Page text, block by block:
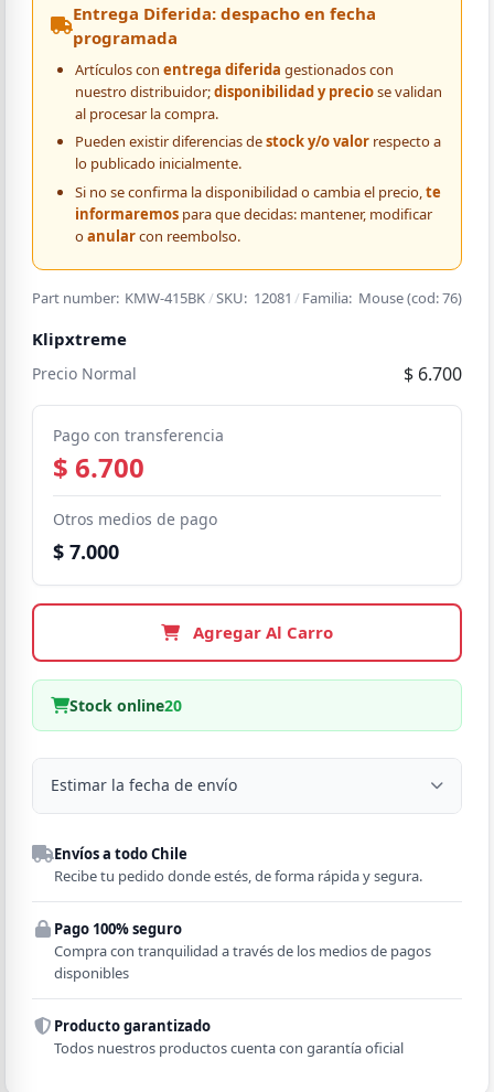
Entrega Diferida: despacho en fecha
programada
Artículos con entrega diferida gestionados con
nuestro distribuidor;disponibilidad y preciose validan
al procesar la compra.
Pueden existir diferencias destock y/o valorrespecto a
lo publicado inicialmente.
Si no se confirma la disponibilidad o cambia el precio,te
informaremospara que decidas: mantener, modificar
oanularcon reembolso.
Part number: KMW-415BK /SKU: 12081 /Familia: Mouse(cod:76)
Klipxtreme
Precio Normal $ 6.700
Pago con transferencia
$ 6.700
Otros medios de pago
$ 7.000
Agregar Al Carro
Stock online20
Estimar la fecha de envío
Despacho a domicilio
Región
Comuna
Envíos a todo Chile
Recibe tu pedido donde estés, de forma rápida y segura.
Pago 100% seguro
Compra con tranquilidad a través de los medios de pagos
disponibles
Producto garantizado
Todos nuestros productos cuenta con garantía oficial